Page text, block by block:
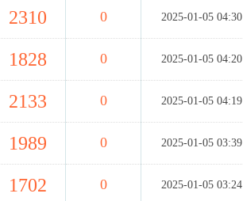
2310 0 2025-01-05 04:30
1828 0 2025-01-05 04:20
2133 0 2025-01-05 04:19
1989 0 2025-01-05 03:39
1702 0 2025-01-05 03:24